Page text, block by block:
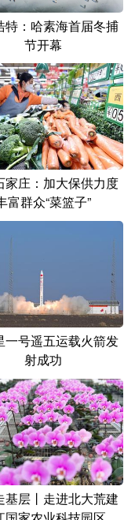
語 한국어
特：哈素海首届冬捕
节开幕
家庄：加大保供力度
富群众“菜篮子”
一号遥五运载火箭发
射成功
基层丨走进北大荒建